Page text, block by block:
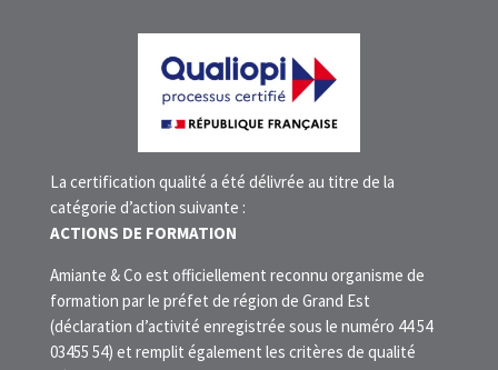
La certification qualité a été délivrée au titre de la
catégorie d’action suivante :
ACTIONS DE FORMATION
Amiante & Co est officiellement reconnu organisme de
formation par le préfet de région de Grand Est
(déclaration d’activité enregistrée sous le numéro 44 54
03455 54) et remplit également les critères de qualité